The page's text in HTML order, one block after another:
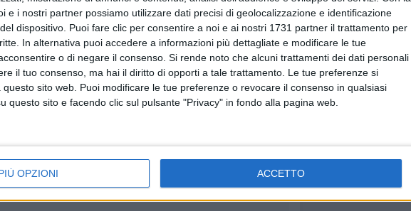
e i nostri partner possiamo utilizzare dati precisi di geolocalizzazione e identificazione
dispositivo. Puoi fare clic per consentire a noi e ai nostri 1731 partner il trattamento per
In alternativa puoi accedere a informazioni più dettagliate e modificare le tue
o di negare il consenso. Si rende noto che alcuni trattamenti dei dati personali
il tuo consenso, ma hai il diritto di opporti a tale trattamento. Le tue preferenze si
sito web. Puoi modificare le tue preferenze o revocare il consenso in qualsiasi
questo sito e facendo clic sul pulsante "Privacy" in fondo alla pagina web.
OPZIONI ACCETTO
con la musica live de "La Bandita", che porterà sul
sagra "Tradizioni e sapori bitontini" rappresenta
le eccellenze culinarie del territorio, immersi in
PRO LOCO BITONTO
del
Pnrr, Coraggio Bitonto:
«L'intervento del Ministero salva,
portafoglio dei bitontini da
fallimentare gestione Ricci»